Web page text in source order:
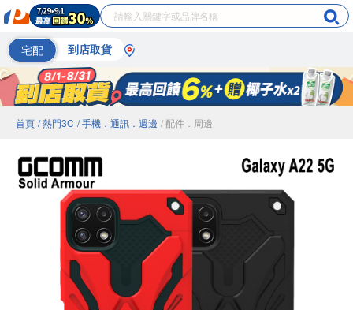
宅配 到店取貨
首頁 / 熱門3C / 手機．通訊．週邊 / 配件．周邊